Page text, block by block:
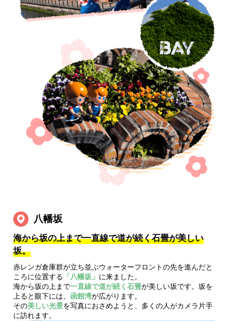
八幡坂
海から坂の上まで一直線で道が続く石畳が美しい
坂。
赤レンガ倉庫群が立ち並ぶウォーターフロントの先を進んだと
ころに位置する 「八幡坂」 に来ました。
海から坂の上まで一直線で道が続く石畳が美しい坂です。坂を
上ると眼下には、 函館湾が広がります。
その美しい光景を写真におさめようと、多くの人がカメラ片手
に訪れます。